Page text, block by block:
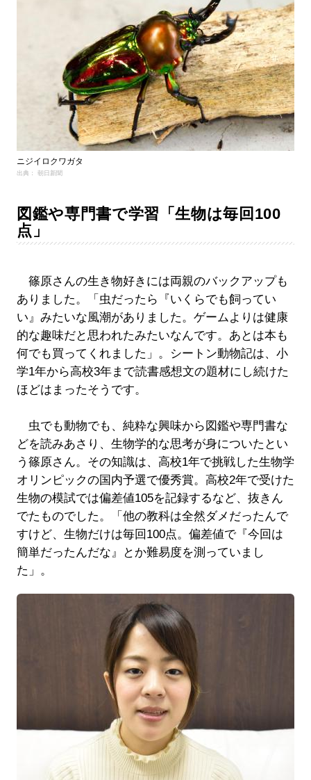
ニジイロクワガタ
出典： 朝日新聞
図鑑や専門書で学習「生物は毎回100
点」
篠原さんの生き物好きには両親のバックアップも
ありました。「虫だったら『いくらでも飼ってい
い』みたいな風潮がありました。ゲームよりは健康
的な趣味だと思われたみたいなんです。あとは本も
何でも買ってくれました」。シートン動物記は、小
学1年から高校3年まで読書感想文の題材にし続けた
ほどはまったそうです。
虫でも動物でも、純粋な興味から図鑑や専門書な
どを読みあさり、生物学的な思考が身についたとい
う篠原さん。その知識は、高校1年で挑戦した生物学
オリンピックの国内予選で優秀賞。高校2年で受けた
生物の模試では偏差値105を記録するなど、抜きん
でたものでした。「他の教科は全然ダメだったんで
すけど、生物だけは毎回100点。偏差値で『今回は
簡単だったんだな』とか難易度を測っていまし
た」。